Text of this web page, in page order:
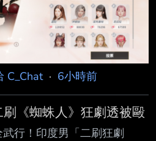
l3lfO1W.jpg 4. 呃對 她真的很
on my Samsung SM-
那其實是第12名 我也覺得
的社群各種歧視
C_Chat· 6小時前
《蜘蛛人》狂劇透被毆
行！印度男「二刷狂劇